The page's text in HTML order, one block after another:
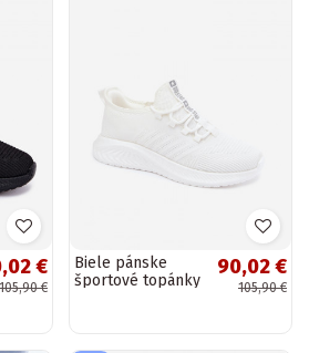
€
105,90 €
Biele pánske
športové topánky
90,02 €
105,90 €